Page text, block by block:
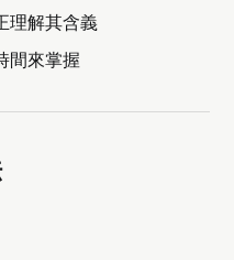
理解其含義
間來掌握